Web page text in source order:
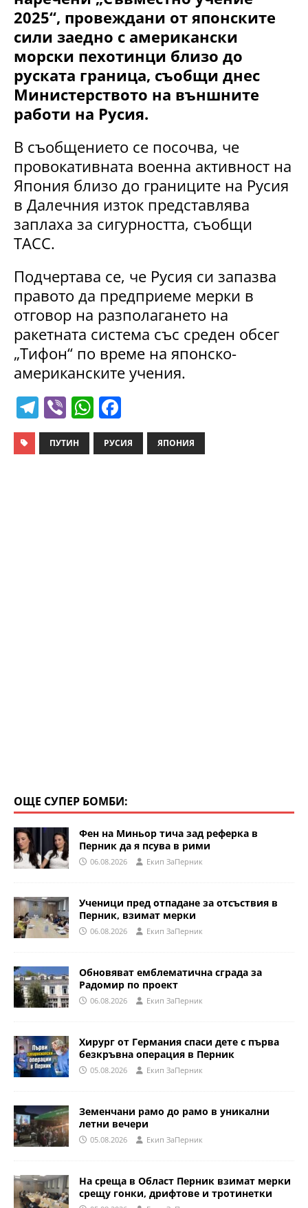
2025“, провеждани от японските
сили заедно с американски
морски пехотинци близо до
руската граница, съобщи днес
Министерството на външните
работи на Русия.
В съобщението се посочва, че
провокативната военна активност на
Япония близо до границите на Русия
в Далечния изток представлява
заплаха за сигурността, съобщи
ТАСС.
Подчертава се, че Русия си запазва
правото да предприеме мерки в
отговор на разполагането на
ракетната система със среден обсег
„Тифон“ по време на японско-
американските учения.
T
el
e
Vi
b
er
W
h
at
a
c
ПУТИН РУСИЯ ЯПОНИЯ
ОЩЕ СУПЕР БОМБИ:
Фен на Миньор тича зад реферка в
Перник да я псува в рими
06.08.2026 Eкип ЗаПерник
Ученици пред отпадане за отсъствия в
Перник, взимат мерки
06.08.2026 Eкип ЗаПерник
Обновяват емблематична сграда за
Радомир по проект
06.08.2026 Eкип ЗаПерник
Хирург от Германия спаси дете с първа
безкръвна операция в Перник
05.08.2026 Eкип ЗаПерник
Земенчани рамо до рамо в уникални
летни вечери
05.08.2026 Eкип ЗаПерник
На среща в Област Перник взимат мерки
срещу гонки, дрифтове и тротинетки